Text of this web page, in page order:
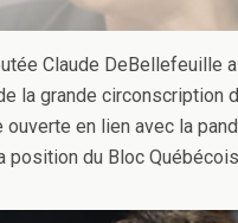
Claude DeBellefeuille
la grande circonscription
ouverte en lien avec la
position du Bloc